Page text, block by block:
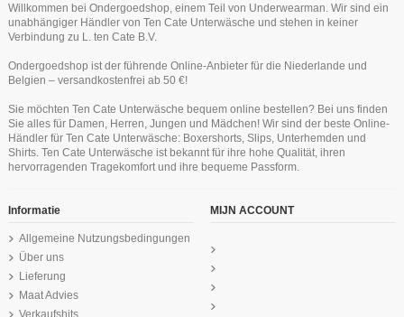
Ten Cate Basics women shorts 2
pack black
24,99 €
24,99 €
Tragertop Schwartz 10-18Y Teens
14,95 €
English Lavender
18,74 €
24,99 €
Ten Cate Basics girls racerback top
black
16,95 €
26,24 €34,99 €
shirt Weiss
19,95 €
Light Grey Melee 10-18Y Teens
19,95 €
Willkommen bei Ondergoedshop, einem Teil von Underwearman. Wir sind ein
unabhängiger Händler von Ten Cate Unterwäsche und stehen in keiner
Verbindung zu L. ten Cate B.V.
Ondergoedshop ist der führende Online-Anbieter für die Niederlande und
Belgien – versandkostenfrei ab 50 €!
Sie möchten Ten Cate Unterwäsche bequem online bestellen? Bei uns finden
Sie alles für Damen, Herren, Jungen und Mädchen! Wir sind der beste Online-
Händler für Ten Cate Unterwäsche: Boxershorts, Slips, Unterhemden und
Shirts. Ten Cate Unterwäsche ist bekannt für ihre hohe Qualität, ihren
hervorragenden Tragekomfort und ihre bequeme Passform.
Informatie
Allgemeine Nutzungsbedingungen
Über uns
Lieferung
Maat Advies
Verkaufshits
MIJN ACCOUNT